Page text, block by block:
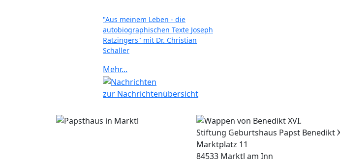
"Aus meinem Leben - die
autobiographischen Texte Joseph
Ratzingers" mit Dr. Christian
Schaller
Mehr...
zur Nachrichtenübersicht
Stiftung Geburtshaus Papst Benedikt
Marktplatz 11
84533 Marktl am Inn